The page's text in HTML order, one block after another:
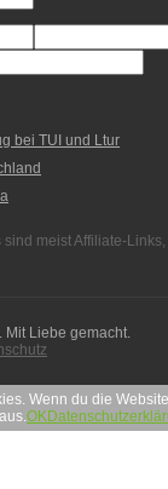
bei TUI und Ltur
meist Affiliate-
Mit Liebe gemacht.
Wenn du die
OK